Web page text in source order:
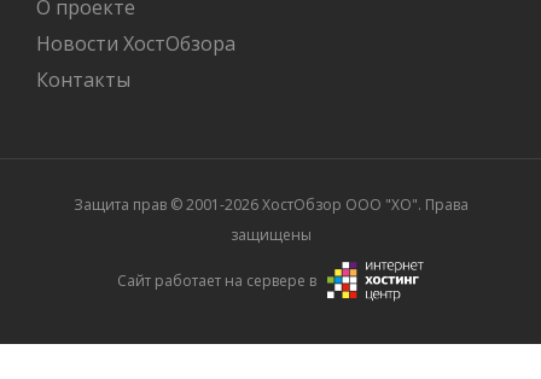
О проекте
Новости ХостОбзора
Контакты
Защита прав © 2001-2026 ХостОбзор ООО "XO". Права
защищены
Сайт работает на сервере в